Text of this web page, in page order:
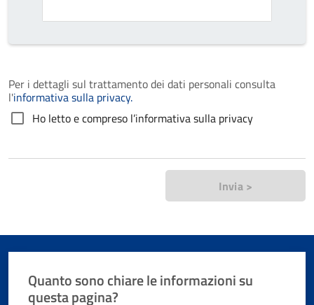
Per i dettagli sul trattamento dei dati personali consulta
l'informativa sulla privacy.
Ho letto e compreso l’informativa sulla privacy
Invia >
Quanto sono chiare le informazioni su
questa pagina?